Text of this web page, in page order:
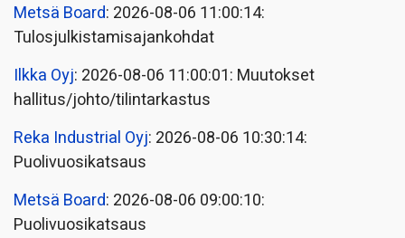
Metsä Board: 2026-08-06 11:00:14:
Tulosjulkistamisajankohdat
Ilkka Oyj: 2026-08-06 11:00:01: Muutokset
hallitus/johto/tilintarkastus
Reka Industrial Oyj: 2026-08-06 10:30:14:
Puolivuosikatsaus
Metsä Board: 2026-08-06 09:00:10:
Puolivuosikatsaus